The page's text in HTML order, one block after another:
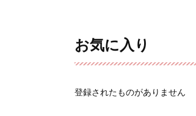
お気に入り
登録されたものがありません